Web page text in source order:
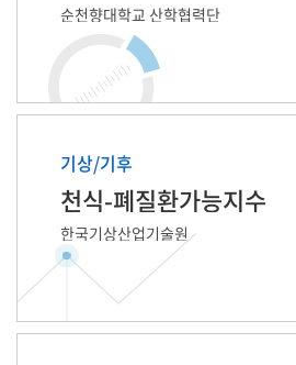
순천향대학교 산학협력단
기상/기후
천식-폐질환가능지수
한국기상산업기술원